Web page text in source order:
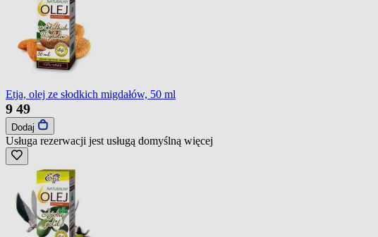
Etja, olej ze słodkich migdałów, 50 ml
9 49
Dodaj
Usługa rezerwacji jest usługą domyślną więcej